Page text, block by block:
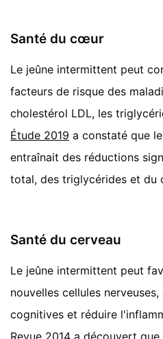
Santé du cœur
Le jeûne intermittent peut
facteurs de risque des
cholestérol LDL, les
Étude 2019 a constaté que
entraînait des réductions
total, des triglycérides et du
Santé du cerveau
Le jeûne intermittent peut
nouvelles cellules
cognitives et réduire